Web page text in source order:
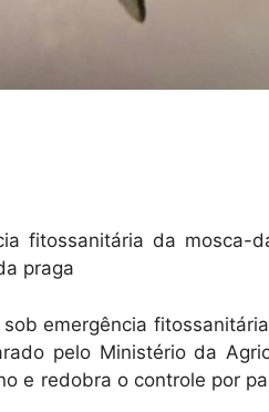
fitossanitária da mosca-
praga
emergência
pelo Ministério da
e redobra o controle por